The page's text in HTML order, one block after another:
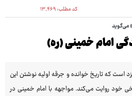
کد مطلب:۱۳٬۴۶۹
می‌گوید
امام خمینی (ره)
است که تاریخ خوانده و جرقه اولیه نوشتن این
خود روایت می‌کند. مواجهه با امام خمینی در